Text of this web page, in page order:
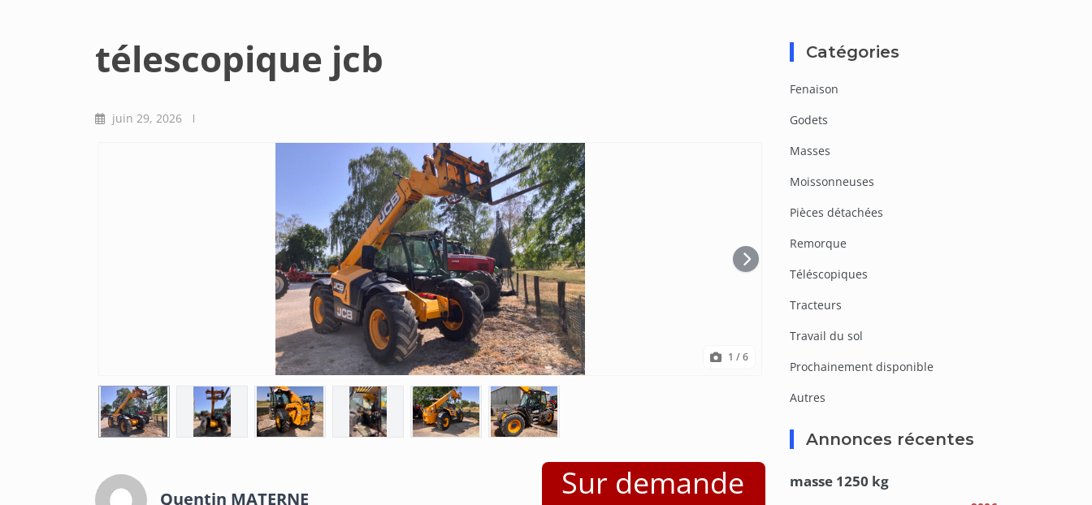
télescopique jcb
juin 29, 2026
1 / 6
Quentin MATERNE Sur demande
Catégories
Fenaison
Godets
Masses
Moissonneuses
Pièces détachées
Remorque
Téléscopiques
Tracteurs
Travail du sol
Prochainement disponible
Autres
Annonces récentes
masse 1250 kg